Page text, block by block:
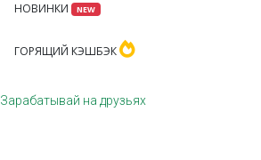
НОВИНКИ NEW
ГОРЯЩИЙ КЭШБЭК
Зарабатывай на друзьях